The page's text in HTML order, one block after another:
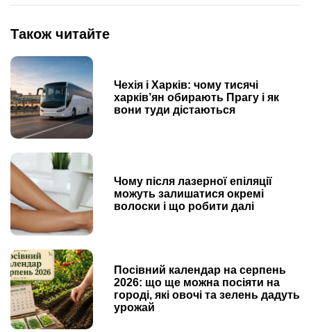
Також читайте
Чехія і Харків: чому тисячі
харків’ян обирають Прагу і як
вони туди дістаються
Чому після лазерної епіляції
можуть залишатися окремі
волоски і що робити далі
Посівний календар на серпень
2026: що ще можна посіяти на
городі, які овочі та зелень дадуть
урожай